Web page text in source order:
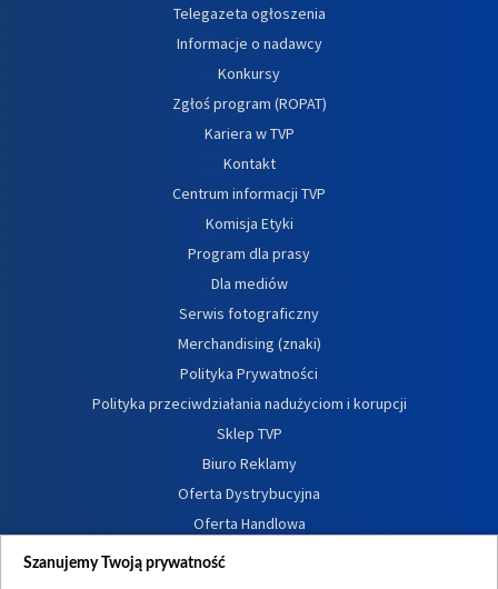
Telegazeta ogłoszenia
Informacje o nadawcy
Konkursy
Zgłoś program (ROPAT)
Kariera w TVP
Kontakt
Centrum informacji TVP
Komisja Etyki
Program dla prasy
Dla mediów
Serwis fotograficzny
Merchandising (znaki)
Polityka Prywatności
Polityka przeciwdziałania nadużyciom i korupcji
Sklep TVP
Biuro Reklamy
Oferta Dystrybucyjna
Oferta Handlowa
Dostępność
Szanujemy Twoją prywatność